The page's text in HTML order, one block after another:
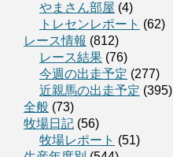
やまさん部屋 (4)
トレセンレポート (62)
レース情報 (812)
レース結果 (76)
今週の出走予定 (277)
近親馬の出走予定 (395)
全般 (73)
牧場日記 (56)
牧場レポート (51)